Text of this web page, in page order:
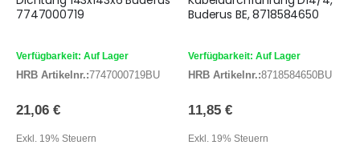
7747000719
Verfügbarkeit: Auf Lager
HRB Artikelnr.:7747000719BU
21,06 €
Exkl. 19% Steuern
Buderus BE, 8718584650
Verfügbarkeit: Auf Lager
HRB Artikelnr.:8718584650BU
11,85 €
Exkl. 19% Steuern